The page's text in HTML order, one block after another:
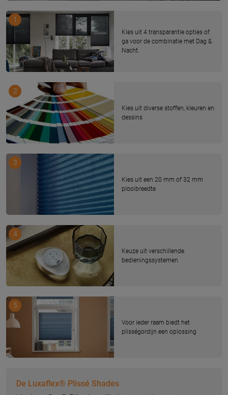
Kies uit 4 transparantie opties of
ga voor de combinatie met Dag &
Nacht.
1
Kies uit diverse stoffen, kleuren en
dessins
2
Kies uit een 20 mm of 32 mm
plooibreedte
3
Keuze uit verschillende
bedieningssystemen
4
Voor ieder raam biedt het
plisségordijn een oplossing
5
De Luxaflex® Plissé Shades